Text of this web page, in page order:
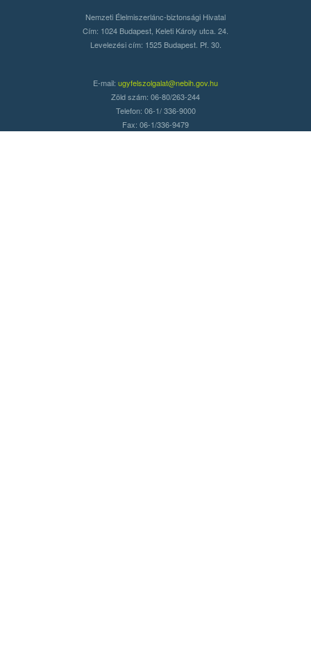
Nemzeti Élelmiszerlánc-biztonsági Hivatal
Cím: 1024 Budapest, Keleti Károly utca. 24.
Levelezési cím: 1525 Budapest. Pf. 30.
E-mail: ugyfelszolgalat@nebih.gov.hu
Zöld szám: 06-80/263-244
Telefon: 06-1/ 336-9000
Fax: 06-1/336-9479